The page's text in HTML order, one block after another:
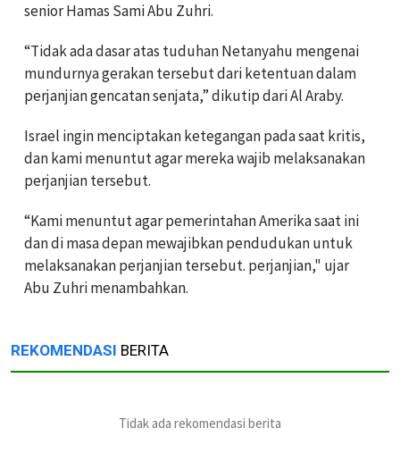
senior Hamas Sami Abu Zuhri.
“Tidak ada dasar atas tuduhan Netanyahu mengenai
mundurnya gerakan tersebut dari ketentuan dalam
perjanjian gencatan senjata,” dikutip dari Al Araby.
Israel ingin menciptakan ketegangan pada saat kritis,
dan kami menuntut agar mereka wajib melaksanakan
perjanjian tersebut.
“Kami menuntut agar pemerintahan Amerika saat ini
dan di masa depan mewajibkan pendudukan untuk
melaksanakan perjanjian tersebut. perjanjian," ujar
Abu Zuhri menambahkan.
REKOMENDASI BERITA
Tidak ada rekomendasi berita